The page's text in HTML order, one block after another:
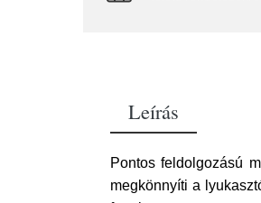
Leírás
Pontos feldolgozású
megkönnyíti a